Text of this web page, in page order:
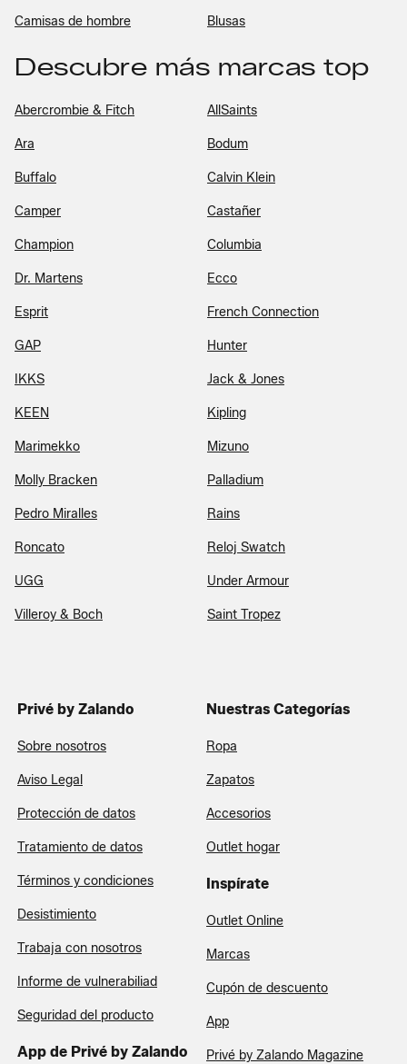
Camisas de hombre Blusas
Descubre más marcas top
Abercrombie & Fitch AllSaints
Ara Bodum
Buffalo Calvin Klein
Camper Castañer
Champion Columbia
Dr. Martens Ecco
Esprit French Connection
GAP Hunter
IKKS Jack & Jones
KEEN Kipling
Marimekko Mizuno
Molly Bracken Palladium
Pedro Miralles Rains
Roncato Reloj Swatch
UGG Under Armour
Villeroy & Boch Saint Tropez
Privé by Zalando
Sobre nosotros
Aviso Legal
Protección de datos
Tratamiento de datos
Términos y condiciones
Desistimiento
Trabaja con nosotros
Informe de vulnerabiliad
Seguridad del producto
App de Privé by Zalando
Nuestras Categorías
Ropa
Zapatos
Accesorios
Outlet hogar
Inspírate
Outlet Online
Marcas
Cupón de descuento
App
Privé by Zalando Magazine